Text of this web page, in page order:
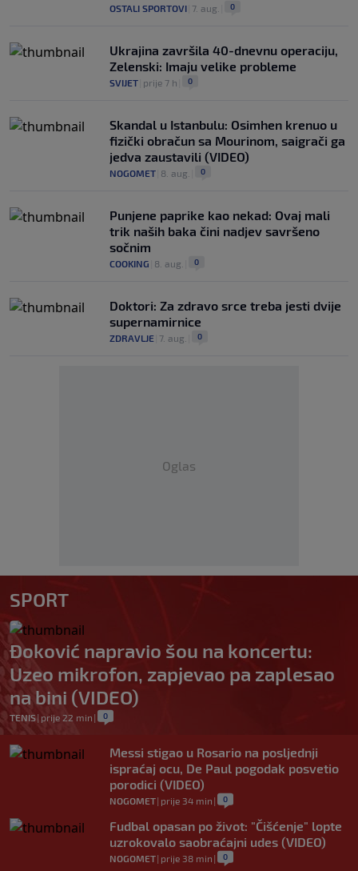
OSTALI SPORTOVI 7. aug. 0
Ukrajina završila 40-dnevnu operaciju,
Zelenski: Imaju velike probleme
SVIJET prije 7 h 0
Skandal u Istanbulu: Osimhen krenuo u
fizički obračun sa Mourinom, saigrači ga
jedva zaustavili (VIDEO)
NOGOMET 8. aug. 0
Punjene paprike kao nekad: Ovaj mali
trik naših baka čini nadjev savršeno
sočnim
COOKING 8. aug. 0
Doktori: Za zdravo srce treba jesti dvije
supernamirnice
ZDRAVLJE 7. aug. 0
Oglas
SPORT
Đoković napravio šou na koncertu:
Uzeo mikrofon, zapjevao pa zaplesao
na bini (VIDEO)
TENIS| prije 22 min | 0
Messi stigao u Rosario na posljednji
ispraćaj ocu, De Paul pogodak posvetio
porodici (VIDEO)
NOGOMET| prije 34 min | 0
Fudbal opasan po život: "Čišćenje" lopte
uzrokovalo saobraćajni udes (VIDEO)
NOGOMET| prije 38 min | 0